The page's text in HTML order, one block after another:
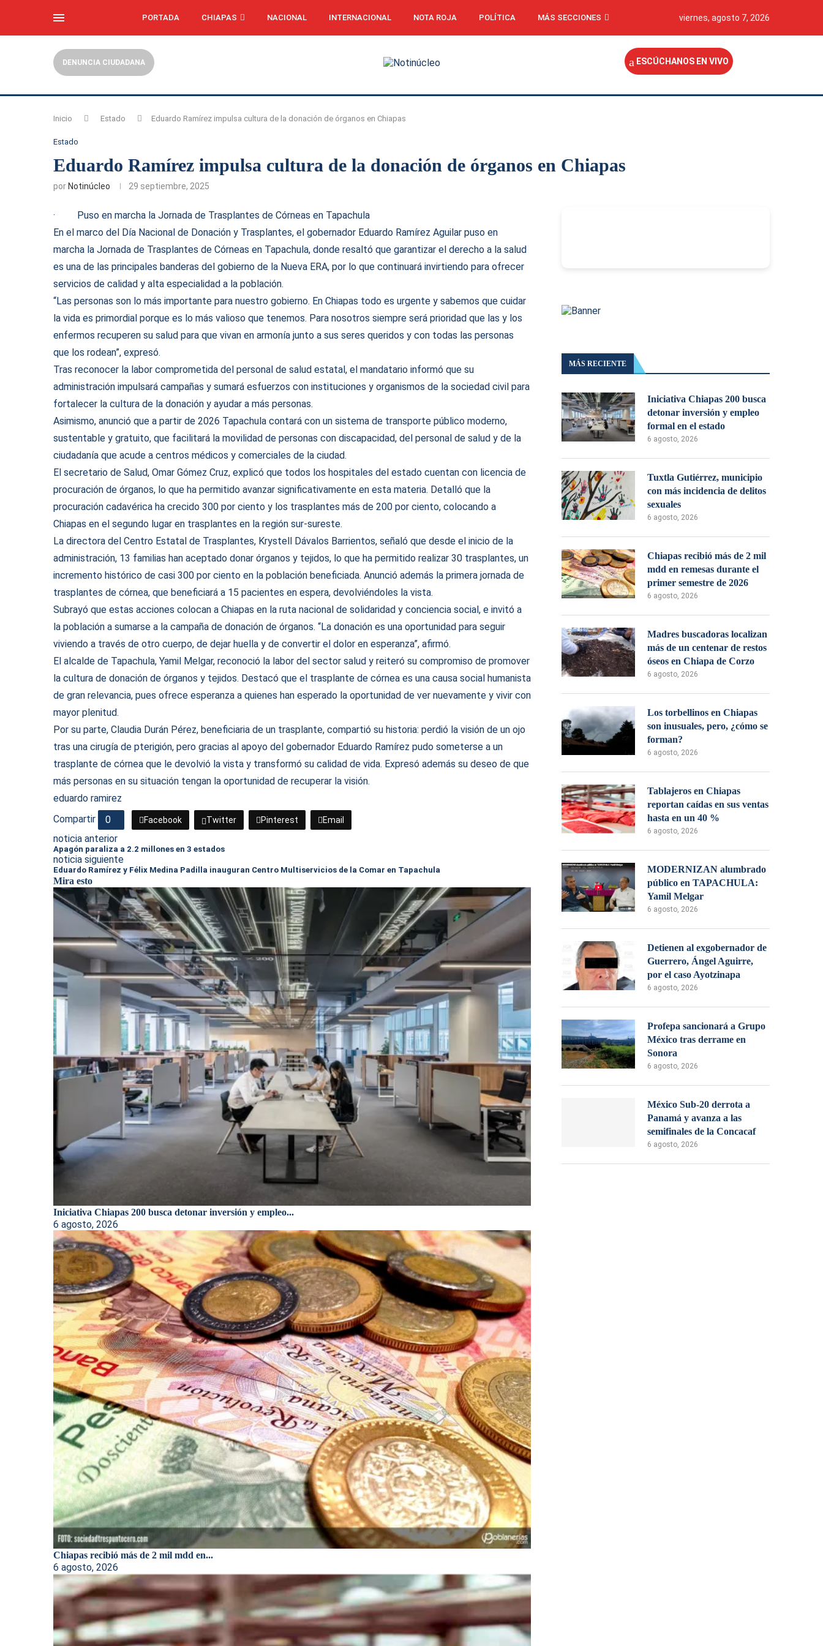
PORTADA CHIAPAS NACIONAL INTERNACIONAL NOTA ROJA POLÍTICA MÁS SECCIONES viernes, agosto 7, 2026
DENUNCIA CIUDADANA ESCÚCHANOS EN VIVO
Inicio Estado Eduardo Ramírez impulsa cultura de la donación de órganos en Chiapas
Estado
Eduardo Ramírez impulsa cultura de la donación de órganos en Chiapas
por Notinúcleo 29 septiembre, 2025
· Puso en marcha la Jornada de Trasplantes de Córneas en Tapachula
En el marco del Día Nacional de Donación y Trasplantes, el gobernador Eduardo Ramírez Aguilar puso en
marcha la Jornada de Trasplantes de Córneas en Tapachula, donde resaltó que garantizar el derecho a la salud
es una de las principales banderas del gobierno de la Nueva ERA, por lo que continuará invirtiendo para ofrecer
servicios de calidad y alta especialidad a la población.
“Las personas son lo más importante para nuestro gobierno. En Chiapas todo es urgente y sabemos que cuidar
la vida es primordial porque es lo más valioso que tenemos. Para nosotros siempre será prioridad que las y los
enfermos recuperen su salud para que vivan en armonía junto a sus seres queridos y con todas las personas
que los rodean”, expresó.
Tras reconocer la labor comprometida del personal de salud estatal, el mandatario informó que su
administración impulsará campañas y sumará esfuerzos con instituciones y organismos de la sociedad civil para
fortalecer la cultura de la donación y ayudar a más personas.
Asimismo, anunció que a partir de 2026 Tapachula contará con un sistema de transporte público moderno,
sustentable y gratuito, que facilitará la movilidad de personas con discapacidad, del personal de salud y de la
ciudadanía que acude a centros médicos y comerciales de la ciudad.
El secretario de Salud, Omar Gómez Cruz, explicó que todos los hospitales del estado cuentan con licencia de
procuración de órganos, lo que ha permitido avanzar significativamente en esta materia. Detalló que la
procuración cadavérica ha crecido 300 por ciento y los trasplantes más de 200 por ciento, colocando a
Chiapas en el segundo lugar en trasplantes en la región sur-sureste.
La directora del Centro Estatal de Trasplantes, Krystell Dávalos Barrientos, señaló que desde el inicio de la
administración, 13 familias han aceptado donar órganos y tejidos, lo que ha permitido realizar 30 trasplantes, un
incremento histórico de casi 300 por ciento en la población beneficiada. Anunció además la primera jornada de
trasplantes de córnea, que beneficiará a 15 pacientes en espera, devolviéndoles la vista.
Subrayó que estas acciones colocan a Chiapas en la ruta nacional de solidaridad y conciencia social, e invitó a
la población a sumarse a la campaña de donación de órganos. “La donación es una oportunidad para seguir
viviendo a través de otro cuerpo, de dejar huella y de convertir el dolor en esperanza”, afirmó.
El alcalde de Tapachula, Yamil Melgar, reconoció la labor del sector salud y reiteró su compromiso de promover
la cultura de donación de órganos y tejidos. Destacó que el trasplante de córnea es una causa social humanista
de gran relevancia, pues ofrece esperanza a quienes han esperado la oportunidad de ver nuevamente y vivir con
mayor plenitud.
Por su parte, Claudia Durán Pérez, beneficiaria de un trasplante, compartió su historia: perdió la visión de un ojo
tras una cirugía de pterigión, pero gracias al apoyo del gobernador Eduardo Ramírez pudo someterse a un
trasplante de córnea que le devolvió la vista y transformó su calidad de vida. Expresó además su deseo de que
más personas en su situación tengan la oportunidad de recuperar la visión.
eduardo ramirez
Compartir
0 Facebook Twitter Pinterest Email
noticia anterior
Apagón paraliza a 2.2 millones en 3 estados
noticia siguiente
Eduardo Ramírez y Félix Medina Padilla inauguran Centro Multiservicios de la Comar en Tapachula
Mira esto
Iniciativa Chiapas 200 busca detonar inversión y empleo...
6 agosto, 2026
Chiapas recibió más de 2 mil mdd en...
6 agosto, 2026
MÁS RECIENTE
Iniciativa Chiapas 200 busca
detonar inversión y empleo
formal en el estado
6 agosto, 2026
Tuxtla Gutiérrez, municipio
con más incidencia de delitos
sexuales
6 agosto, 2026
Chiapas recibió más de 2 mil
mdd en remesas durante el
primer semestre de 2026
6 agosto, 2026
Madres buscadoras localizan
más de un centenar de restos
óseos en Chiapa de Corzo
6 agosto, 2026
Los torbellinos en Chiapas
son inusuales, pero, ¿cómo se
forman?
6 agosto, 2026
Tablajeros en Chiapas
reportan caídas en sus ventas
hasta en un 40 %
6 agosto, 2026
MODERNIZAN alumbrado
público en TAPACHULA:
Yamil Melgar
6 agosto, 2026
Detienen al exgobernador de
Guerrero, Ángel Aguirre,
por el caso Ayotzinapa
6 agosto, 2026
Profepa sancionará a Grupo
México tras derrame en
Sonora
6 agosto, 2026
México Sub-20 derrota a
Panamá y avanza a las
semifinales de la Concacaf
6 agosto, 2026